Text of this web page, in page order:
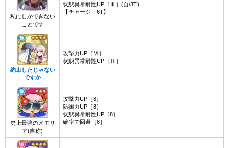
私にしかできない
ことです
状態異常耐性UP［Ⅲ］(自/3T)
【チャージ：6T】
約束したじゃない
ですか
攻撃力UP［Ⅵ］
状態異常耐性UP［Ⅱ］
史上最強のメモリ
ア(自称)
攻撃力UP［8］
防御力UP［8］
状態異常耐性UP［8］
確率で回避［8］